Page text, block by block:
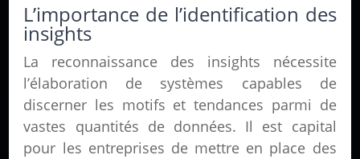
L’importance de l’identification des
insights
La reconnaissance des insights nécessite
l’élaboration de systèmes capables de
discerner les motifs et tendances parmi de
vastes quantités de données. Il est capital
pour les entreprises de mettre en place des